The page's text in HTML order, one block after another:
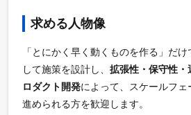
求める人物像
「とにかく早く動くものを作る」だ
して施策を設計し、 拡張性・保守性
ロダクト開発によって、スケールフ
進められる方を歓迎します。